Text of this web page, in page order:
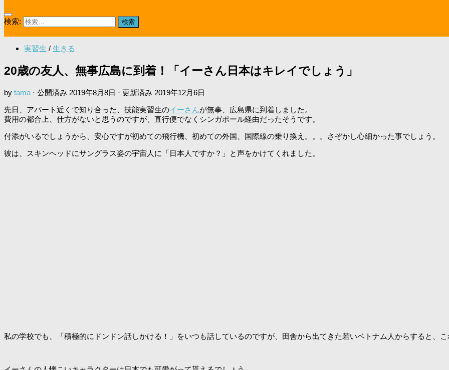
検索:
実習生 / 生きる
20歳の友人、無事広島に到着！「イーさん日本はキレイでしょう」
by tama · 公開済み 2019年8月8日 · 更新済み 2019年12月6日
先日、アパート近くで知り合った、技能実習生のイーさんが無事、広島県に到着しました。
費用の都合上、仕方がないと思うのですが、直行便でなくシンガポール経由だったそうです。
付添がいるでしょうから、安心ですが初めての飛行機、初めての外国、国際線の乗り換え。。。さぞかし心細かった事でしょう。
彼は、スキンヘッドにサングラス姿の宇宙人に「日本人ですか？」と声をかけてくれました。
私の学校でも、「積極的にドンドン話しかける！」をいつも話しているのですが、田舎から出てきた若いベトナム人からすると、こ